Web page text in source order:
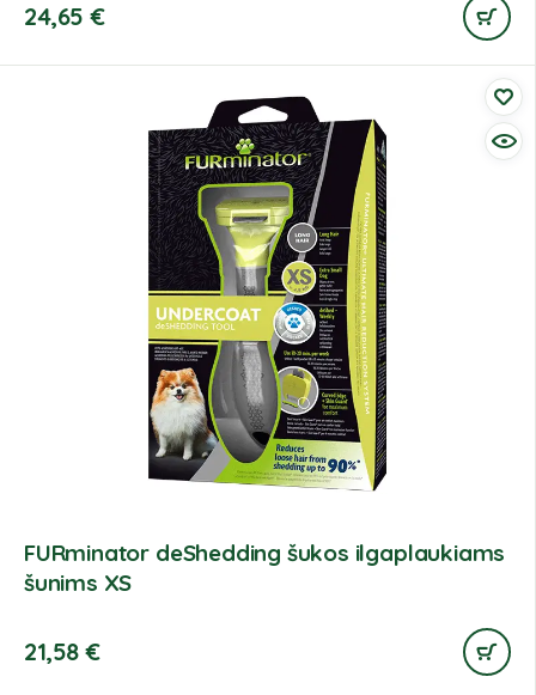
24,65€
FURminator deShedding šukos ilgaplaukiams
šunims XS
21,58€